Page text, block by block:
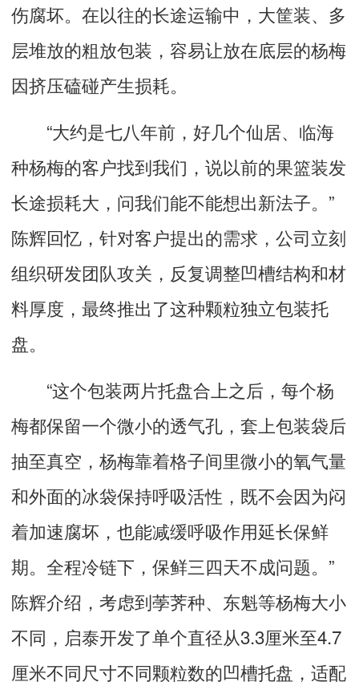
伤腐坏。在以往的长途运输中，大筐装、多
层堆放的粗放包装，容易让放在底层的杨梅
因挤压磕碰产生损耗。
“大约是七八年前，好几个仙居、临海
种杨梅的客户找到我们，说以前的果篮装发
长途损耗大，问我们能不能想出新法子。”
陈辉回忆，针对客户提出的需求，公司立刻
组织研发团队攻关，反复调整凹槽结构和材
料厚度，最终推出了这种颗粒独立包装托
盘。
“这个包装两片托盘合上之后，每个杨
梅都保留一个微小的透气孔，套上包装袋后
抽至真空，杨梅靠着格子间里微小的氧气量
和外面的冰袋保持呼吸活性，既不会因为闷
着加速腐坏，也能减缓呼吸作用延长保鲜
期。全程冷链下，保鲜三四天不成问题。”
陈辉介绍，考虑到荸荠种、东魁等杨梅大小
不同，启泰开发了单个直径从3.3厘米至4.7
厘米不同尺寸不同颗粒数的凹槽托盘，适配